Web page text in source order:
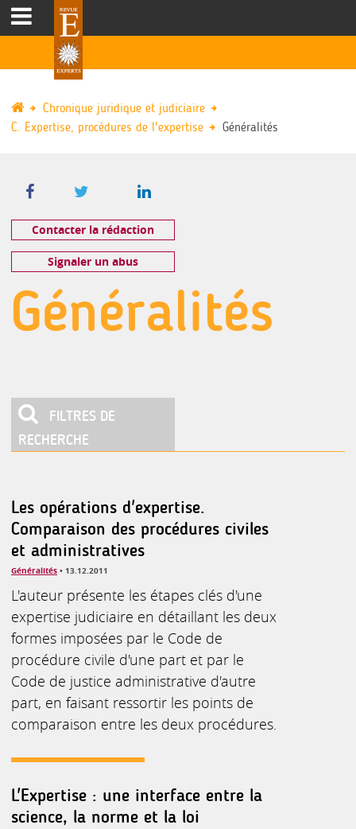
Chronique juridique et judiciaire
C. Expertise, procédures de l'expertise
Généralités
Contacter la rédaction
Signaler un abus
Généralités
FILTRES DE
RECHERCHE
Les opérations d'expertise.
Comparaison des procédures civiles
et administratives
Généralités • 13.12.2011
L'auteur présente les étapes clés d'une
expertise judiciaire en détaillant les deux
formes imposées par le Code de
procédure civile d'une part et par le
Code de justice administrative d'autre
part, en faisant ressortir les points de
comparaison entre les deux procédures.
L'Expertise : une interface entre la
science, la norme et la loi